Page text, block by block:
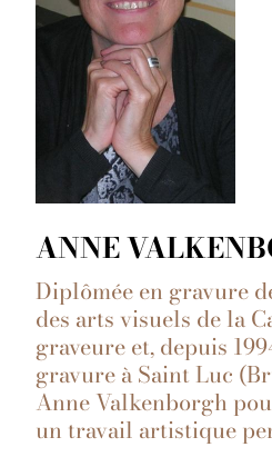
ANNE
Diplômée en gravure
des arts visuels de la
graveure et, depuis
gravure à Saint Luc
Anne Valkenborgh
un travail artistique